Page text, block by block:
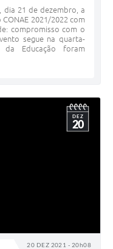
dia 21 de dezembro, a
2021/2022 com
compromisso com o
segue na quarta-
Educação foram
20 DEZ 2021 - 20h08
DEZ
20